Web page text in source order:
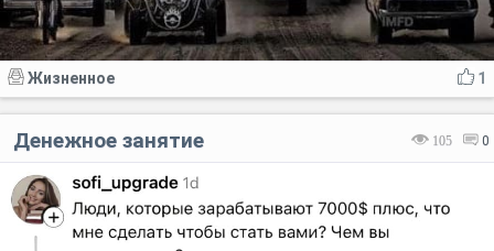
1
Жизненное
105 0
Денежное занятие